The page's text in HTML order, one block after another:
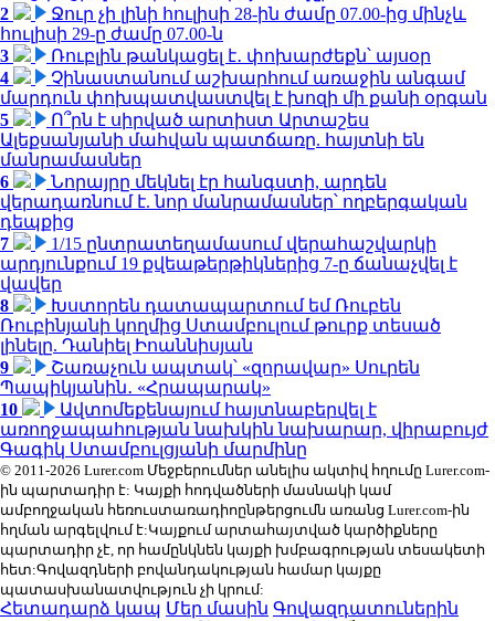
2
Ջուր չի լինի հուլիսի 28-ին ժամը 07.00-ից մինչև
հուլիսի 29-ը ժամը 07.00-ն
3
Ռուբլին թանկացել է․ փոխարժեքն՝ այսօր
4
Չինաստանում աշխարհում առաջին անգամ
մարդուն փոխպատվաստվել է խոզի մի քանի օրգան
5
Ո՞րն է սիրված արտիստ Արտաշես
Ալեքսանյանի մահվան պատճառը. հայտնի են
մանրամասներ
6
Նորայրը մեկնել էր հանգստի, արդեն
վերադառնում է. նոր մանրամասներ՝ ողբերգական
դեպքից
7
1/15 ընտրատեղամասում վերահաշվարկի
արդյունքում 19 քվեաթերթիկներից 7-ը ճանաչվել է
վավեր
8
Խստորեն դատապարտում եմ Ռուբեն
Ռուբինյանի կողմից Ստամբուլում թուրք տեսած
լինելը. Դանիել Իոաննիսյան
9
Շառաչուն ապտակ՝ «զորավար» Սուրեն
Պապիկյանին․ «Հրապարակ»
10
Ավտոմեքենայում հայտնաբերվել է
առողջապահության նախկին նախարար, վիրաբույժ
Գագիկ Ստամբուլցյանի մարմինը
© 2011-2026 Lurer.com Մեջբերումներ անելիս ակտիվ հղումը Lurer.com-
ին պարտադիր է: Կայքի հոդվածների մասնակի կամ
ամբողջական հեռուստառադիոընթերցումն առանց Lurer.com-ին
հղման արգելվում է:Կայքում արտահայտված կարծիքները
պարտադիր չէ, որ համընկնեն կայքի խմբագրության տեսակետի
հետ:Գովազդների բովանդակության համար կայքը
պատասխանատվություն չի կրում:
Հետադարձ կապ Մեր մասին Գովազդատուներին